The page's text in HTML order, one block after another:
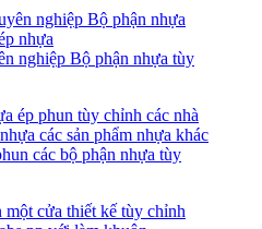
nghiệp Bộ phận nhựa tùy
các bộ phận nhựa tùy